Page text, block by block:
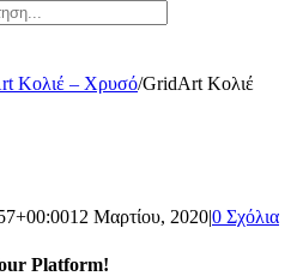
Κολιέ – Χρυσό/GridArt Κολιέ
12 Μαρτίου, 2020|0 Σχόλια
Platform!